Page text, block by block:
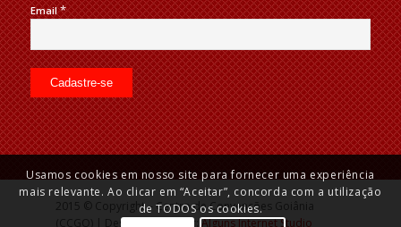
Email*
2015 © Copyright – Centro de Convenções Goiânia
(CCGO) | Desenvolvido por:Alguns Internet Studio
Usamos cookies em nosso site para fornecer uma experiência
mais relevante. Ao clicar em “Aceitar”, concorda com a utilização
de TODOS os cookies.